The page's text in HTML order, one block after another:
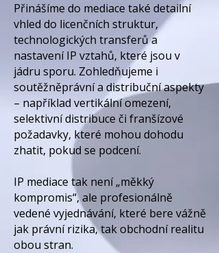
Přinášíme do mediace také detailní
vhled do licenčních struktur,
technologických transferů a
nastavení IP vztahů, které jsou v
jádru sporu. Zohledňujeme i
soutěžněprávní a distribuční aspekty
– například vertikální omezení,
selektivní distribuce či franšízové
požadavky, které mohou dohodu
zhatit, pokud se podcení.
IP mediace tak není „měkký
kompromis“, ale profesionálně
vedené vyjednávání, které bere vážně
jak právní rizika, tak obchodní realitu
obou stran.